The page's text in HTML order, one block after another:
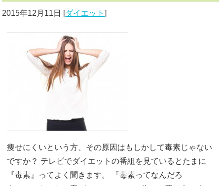
2015年12月11日 [ダイエット]
痩せにくいという方、その原因はもしかして毒素じゃない
ですか？ テレビでダイエットの番組を見ているとたまに
『毒素』ってよく聞きます。 『毒素ってなんだろ